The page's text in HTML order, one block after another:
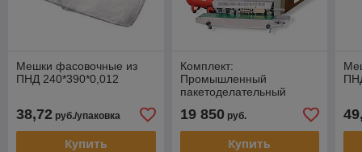
Мешки фасовочные из
ПНД 240*390*0,012
38,72 руб./упаковка
Купить
Комплект:
Промышленный
пакетоделательный
Компрессор +
Конвейерный запайщик
19 850руб.
Купить